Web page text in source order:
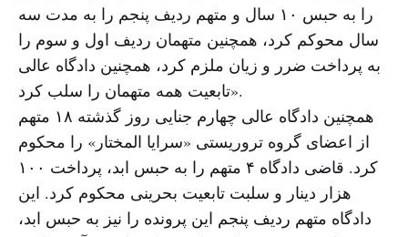
را به حبس ۱۰ سال و متهم ردیف پنجم را به مدت سه
سال محوکم کرد، همچنین متهمان ردیف اول و سوم را
به پرداخت ضرر و زیان ملزم کرد، همچنین دادگاه عالی
تابعیت همه متهمان را سلب کرد».
همچنین دادگاه عالی چهارم جنایی روز گذشته ۱۸ متهم
از اعضای گروه تروریستی «سرایا المختار» را محکوم
کرد. قاضی دادگاه ۴ متهم را به حبس ابد، پرداخت ۱۰۰
هزار دینار و سلبت تابعیت بحرینی محکوم کرد. این
دادگاه متهم ردیف پنجم این پرونده را نیز به حبس ابد،